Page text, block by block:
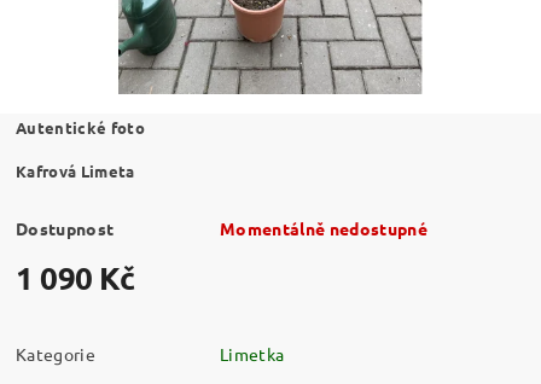
Autentické foto
Kafrová Limeta
Dostupnost Momentálně nedostupné
1 090 Kč
Kategorie
Limetka